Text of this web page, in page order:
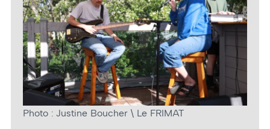
Photo : Justine Boucher \ Le FRIMAT